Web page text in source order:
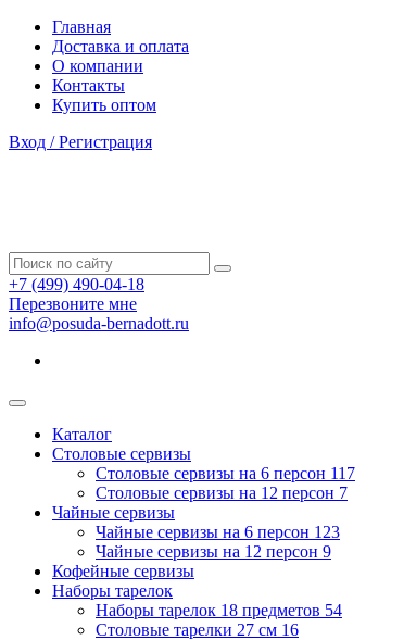
Главная
Доставка и оплата
О компании
Контакты
Купить оптом
Вход / Регистрация
+7 (499) 490-04-18
Перезвоните мне
info@posuda-bernadott.ru
Каталог
Столовые сервизы
Столовые сервизы на 6 персон 117
Столовые сервизы на 12 персон 7
Чайные сервизы
Чайные сервизы на 6 персон 123
Чайные сервизы на 12 персон 9
Кофейные сервизы
Наборы тарелок
Наборы тарелок 18 предметов 54
Столовые тарелки 27 см 16